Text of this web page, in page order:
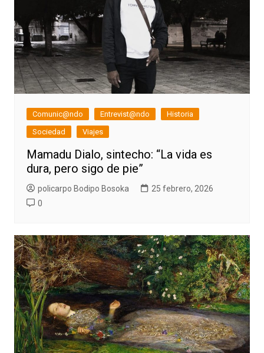
Comunic@ndo Entrevist@ndo
Historia
Sociedad
Viajes
Mamadu Dialo, sintecho: “La vida es
dura, pero sigo de pie”
policarpo Bodipo Bosoka
25 febrero, 2026
0